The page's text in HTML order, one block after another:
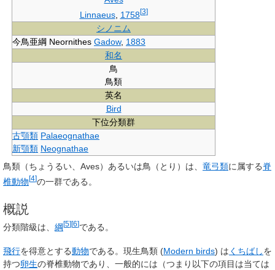
Linnaeus, 1758[3]
シノニム
今鳥亜綱 Neornithes Gadow, 1883
和名
鳥
鳥類
英名
Bird
下位分類群
古顎類 Palaeognathae
新顎類 Neognathae
鳥類 （ちょうるい、 Aves）あるいは鳥 （とり）は、 竜弓類に属する脊
椎動物[4]の一群である。
概説
分類階級は、 綱[5][6]である。
飛行を得意とする動物である。現生鳥類 (Modern birds) は くちばしを
持つ卵生の脊椎動物であり、一般的には（つまり以下の項目は当ては